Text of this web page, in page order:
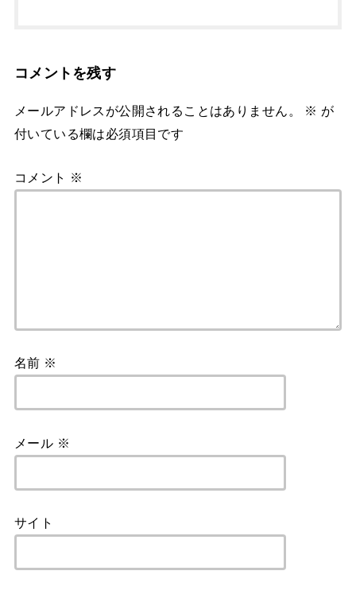
コメントを残す
メールアドレスが公開されることはありません。 ※ が
付いている欄は必須項目です
コメント ※
名前 ※
メール ※
サイト